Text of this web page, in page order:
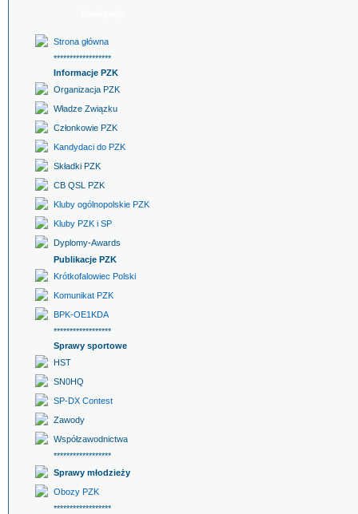
Strona główna
******************
Informacje PZK
Organizacja PZK
Władze Związku
Członkowie PZK
Kandydaci do PZK
Składki PZK
CB QSL PZK
Kluby ogólnopolskie PZK
Kluby PZK i SP
Dyplomy-Awards
Publikacje PZK
Krótkofalowiec Polski
Komunikat PZK
BPK-OE1KDA
******************
Sprawy sportowe
HST
SN0HQ
SP-DX Contest
Zawody
Współzawodnictwa
******************
Sprawy młodzieży
Obozy PZK
******************